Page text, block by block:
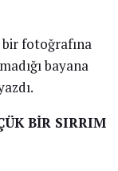
bir fotoğrafına
bayana
BİR SIRRIM